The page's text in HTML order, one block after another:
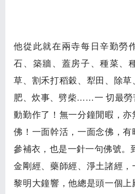
他從此就在兩寺每日辛勤勞
石、築牆、蓋房子、種菜、
草、割禾打稻穀、犁田、除
肥、炊事、劈柴……一 切最勞
動勤作了！無一分鐘閒暇，亦
佛！一面幹活，一面念佛，有
參補衣，也是一針一句佛號。
金剛經、藥師經、淨土諸經，
黎明大鐘響，他總是頭一個上